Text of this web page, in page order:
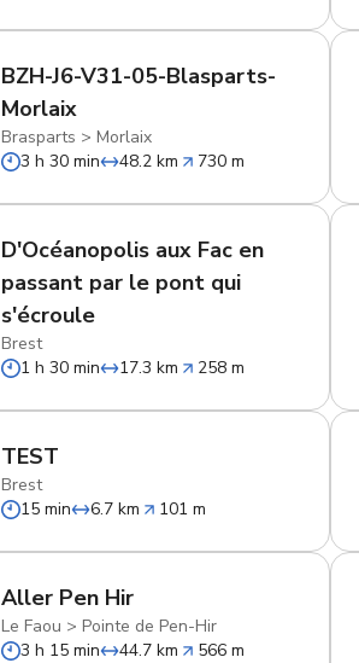
BZH-J6-V31-05-Blasparts-
Morlaix
Brasparts > Morlaix
3 h 30 min
48.2 km 730 m
D'Océanopolis aux Fac en
passant par le pont qui
s'écroule
Brest
1 h 30 min
17.3 km 258 m
TEST
Brest
15 min
6.7 km 101 m
Aller Pen Hir
Le Faou > Pointe de Pen-Hir
3 h 15 min
44.7 km 566 m